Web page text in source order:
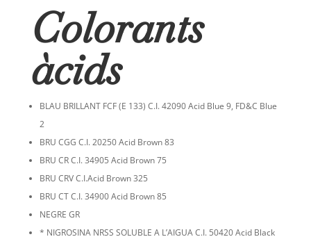
Colorants
àcids
BLAU BRILLANT FCF (E 133) C.I. 42090 Acid Blue 9, FD&C Blue
2
BRU CGG C.I. 20250 Acid Brown 83
BRU CR C.I. 34905 Acid Brown 75
BRU CRV C.I.Acid Brown 325
BRU CT C.I. 34900 Acid Brown 85
NEGRE GR
* NIGROSINA NRSS SOLUBLE A L’AIGUA C.I. 50420 Acid Black